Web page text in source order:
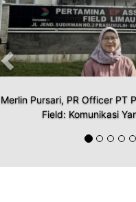
Merlin Pursari, PR Officer PT
Field: Komunikasi